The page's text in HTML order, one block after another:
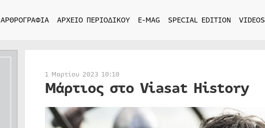
ΑΡΘΡΟΓΡΑΦΙΑ ΑΡΧΕΙΟ ΠΕΡΙΟΔΙΚΟΥ E-MAG SPECIAL EDITION VIDEOS
1 Μαρτίου 2023 10:10
Μάρτιος στο Viasat History